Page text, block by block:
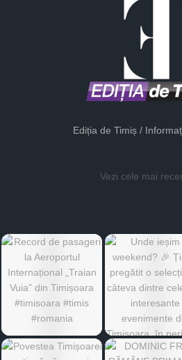
Ediția de Timiș /
Vezi cele mai